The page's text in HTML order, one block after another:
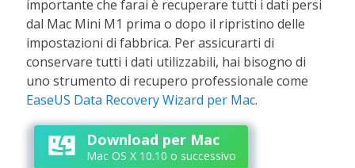
importante che farai è recuperare tutti i dati persi
dal Mac Mini M1 prima o dopo il ripristino delle
impostazioni di fabbrica. Per assicurarti di
conservare tutti i dati utilizzabili, hai bisogno di
uno strumento di recupero professionale come
EaseUS Data Recovery Wizard per Mac.
Download per Mac
Mac OS X 10.10 o successivo